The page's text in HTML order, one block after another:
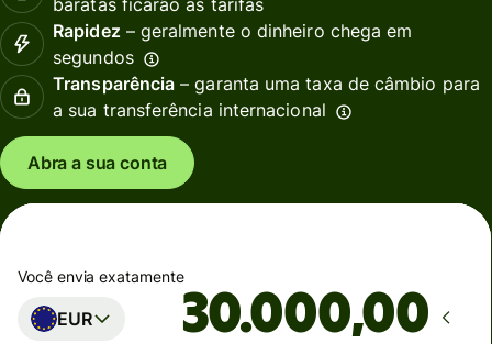
baratas ficarão as tarifas
Rapidez– geralmente o dinheiro chega em
segundos
Transparência – garanta uma taxa de câmbio para
a sua transferência internacional
Abra a sua conta
Você envia exatamente
EUR ,00